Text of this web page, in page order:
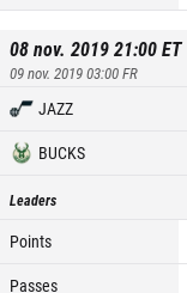
08 nov. 2019 21:00ET
09 nov. 2019 03:00FR
JAZZ
BUCKS
Leaders
Points
Passes